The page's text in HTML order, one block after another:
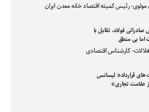
مولوی- رئیس کمیته اقتصاد خانه معدن ایران
فولاد، تقابل با
بی منطق
کارشناس اقتصادی
های قرارداد« لیسانس
علامت تجاری»